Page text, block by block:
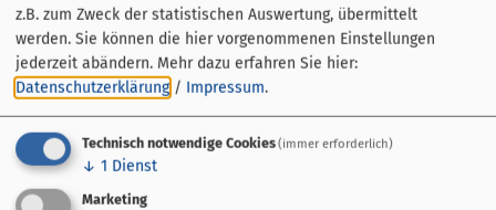
z.B. zum Zweck der statistischen Auswertung, übermittelt
werden. Sie können die hier vorgenommenen Einstellungen
jederzeit abändern. Mehr dazu erfahren Sie hier:
Datenschutzerklärung / Impressum.
Technisch notwendige Cookies(immer erforderlich)
↓ 1 Dienst
Marketing